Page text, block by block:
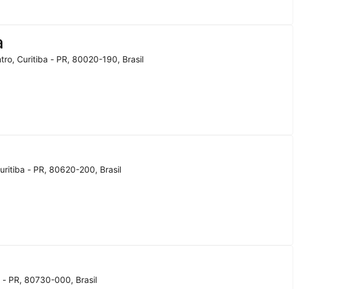
Curitiba - PR, 80020-190, Brasil
- PR, 80620-200, Brasil
- PR, 80730-000, Brasil